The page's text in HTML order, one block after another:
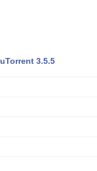
uTorrent 3.5.5